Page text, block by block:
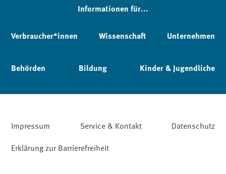
Informationen für...
Verbraucher*innen Wissenschaft Unternehmen
Behörden Bildung Kinder & Jugendliche
Impressum Service & Kontakt
Datenschutz
Erklärung zur Barrierefreiheit